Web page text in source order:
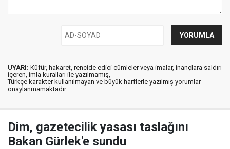
UYARI: Küfür, hakaret, rencide edici cümleler veya imalar, inançlara saldırı
içeren, imla kuralları ile yazılmamış,
Türkçe karakter kullanılmayan ve büyük harflerle yazılmış yorumlar
onaylanmamaktadır.
Dim, gazetecilik yasası taslağını
Bakan Gürlek'e sundu